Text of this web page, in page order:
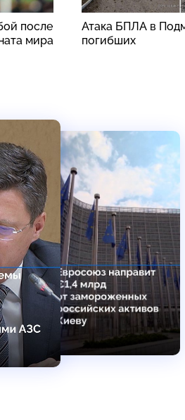
после
мира
Атака БПЛА в
погибших